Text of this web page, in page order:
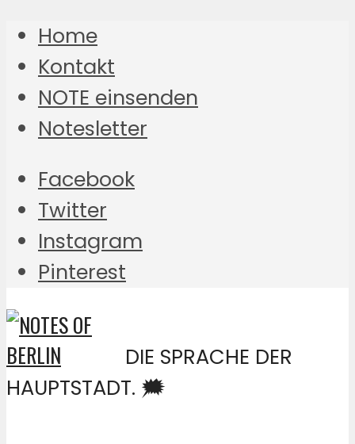
Home
Kontakt
NOTE einsenden
Notesletter
Facebook
Twitter
Instagram
Pinterest
DIE SPRACHE DER
HAUPTSTADT. 🗯️